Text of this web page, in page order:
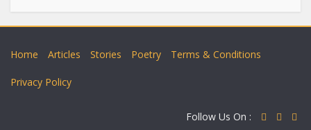
Home Articles Stories Poetry Terms & Conditions
Privacy Policy
Follow Us On :